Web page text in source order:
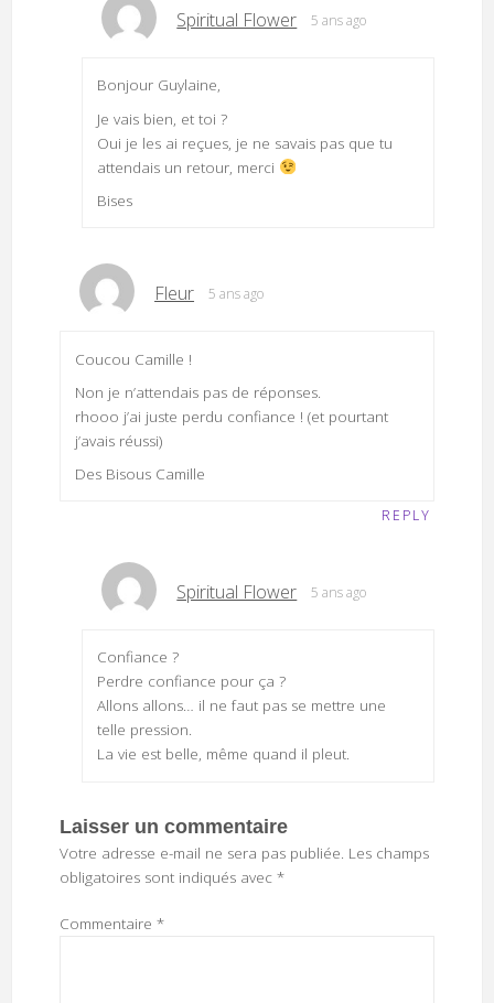
Spiritual Flower 5 ans ago
Bonjour Guylaine,
Je vais bien, et toi ?
Oui je les ai reçues, je ne savais pas que tu
attendais un retour, merci
Bises
Fleur 5 ans ago
Coucou Camille !
Non je n’attendais pas de réponses.
rhooo j’ai juste perdu confiance ! (et pourtant
j’avais réussi)
Des Bisous Camille
REPLY
Spiritual Flower 5 ans ago
Confiance ?
Perdre confiance pour ça ?
Allons allons… il ne faut pas se mettre une
telle pression.
La vie est belle, même quand il pleut.
Laisser un commentaire
Votre adresse e-mail ne sera pas publiée. Les champs
obligatoires sont indiqués avec *
Commentaire *